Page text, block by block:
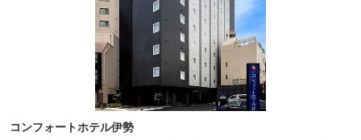
コンフォートホテル伊勢